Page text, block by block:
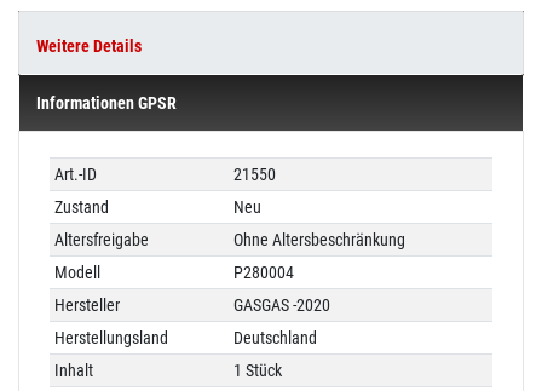
Weitere Details
Informationen GPSR
Technisches
Merkmal
Wert
Art.-ID
21550
Zustand
Neu
Altersfreigabe
Ohne Altersbeschränkung
Modell
P280004
Hersteller
GASGAS -2020
Herstellungsland
Deutschland
Inhalt
1 Stück